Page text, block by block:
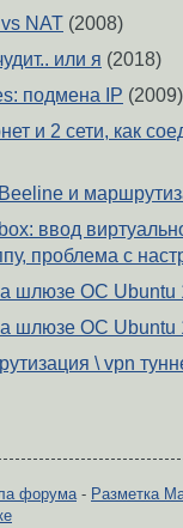
NAT (2008)
или я (2018)
подмена IP (2009)
и 2 сети, как
Beeline и
ввод
проблема с
шлюзе ОС Ubuntu
шлюзе ОС Ubuntu
\ vpn
форума- Разметка